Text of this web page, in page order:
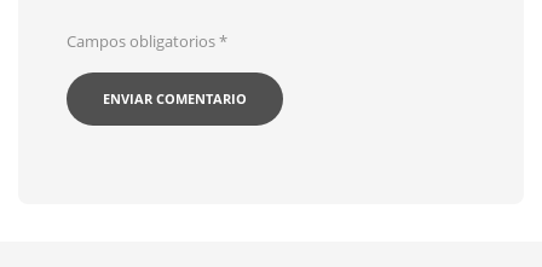
Campos obligatorios*